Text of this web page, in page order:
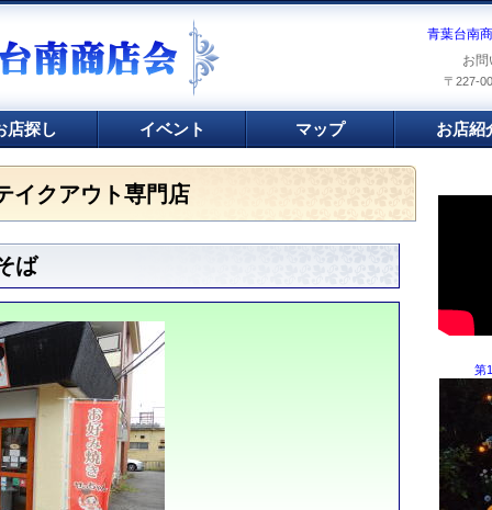
青葉台南
お
〒227-
イクアウト専門店
ば
店探し イベント マップ お店紹
第